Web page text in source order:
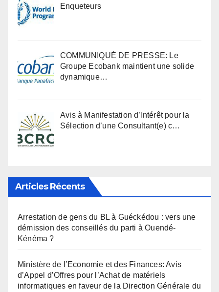
Enqueteurs
COMMUNIQUÉ DE PRESSE: Le
Groupe Ecobank maintient une solide
dynamique…
Avis à Manifestation d’Intérêt pour la
Sélection d’une Consultant(e) c…
Articles Récents
Arrestation de gens du BL à Guéckédou : vers une
démission des conseillés du parti à Ouendé-
Kénéma ?
Ministère de l’Economie et des Finances: Avis
d’Appel d’Offres pour l’Achat de matériels
informatiques en faveur de la Direction Générale du